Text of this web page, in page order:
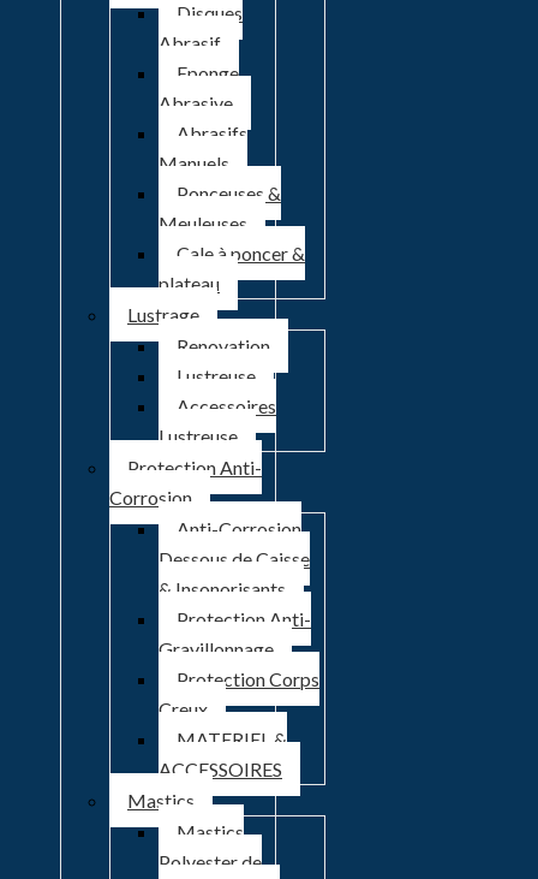
Disques
Abrasif
Eponge
Abrasive
Abrasifs
Manuels
Ponceuses &
Meuleuses
Cale à poncer &
plateau
Lustrage
Renovation
Lustreuse
Accessoires
Lustreuse
Protection Anti-
Corrosion
Anti-Corrosion
Dessous de Caisse
& Insonorisants
Protection Anti-
Gravillonnage
Protection Corps
Creux
MATERIEL &
ACCESSOIRES
Mastics
Mastics
Polyester de